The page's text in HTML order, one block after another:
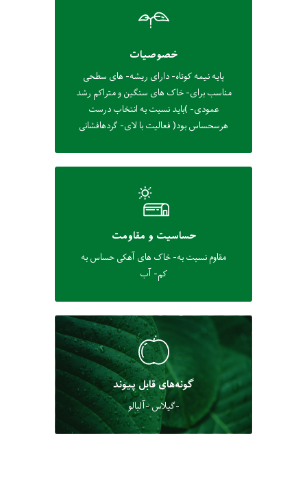
خصوصیات
پایه نیمه کوتاه- دارای ریشه- های سطحی
مناسب برای- خاک های سنگین و متراکم رشد
عمودی- )باید نسبت به انتخاب درست
هرسحساس بود( فعالیت با لای- گردهافشانی
حساسیت و مقاومت
مقاوم نسبت به- خاک های آهکی حساس به
کم- آب
گونه‌های قابل پیوند
-گیلاس -آلبالو